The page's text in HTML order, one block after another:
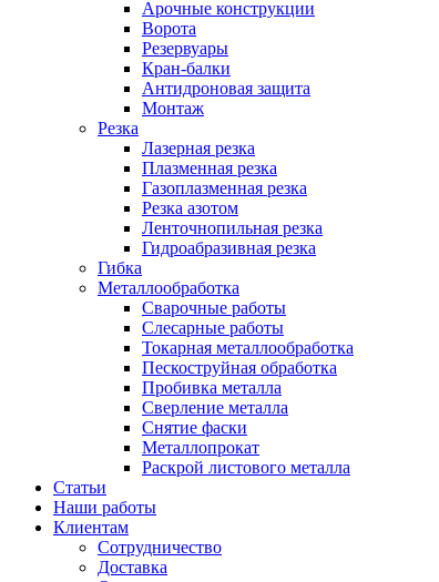
Арочные конструкции
Ворота
Резервуары
Кран-балки
Антидроновая защита
Монтаж
Резка
Лазерная резка
Плазменная резка
Газоплазменная резка
Резка азотом
Ленточнопильная резка
Гидроабразивная резка
Гибка
Металлообработка
Сварочные работы
Слесарные работы
Токарная металлообработка
Пескоструйная обработка
Пробивка металла
Сверление металла
Снятие фаски
Металлопрокат
Раскрой листового металла
Статьи
Наши работы
Клиентам
Сотрудничество
Доставка